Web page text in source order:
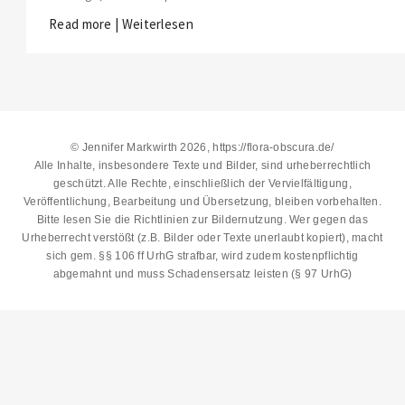
Read more | Weiterlesen
© Jennifer Markwirth 2026, https://flora-obscura.de/
Alle Inhalte, insbesondere Texte und Bilder, sind urheberrechtlich
geschützt. Alle Rechte, einschließlich der Vervielfältigung,
Veröffentlichung, Bearbeitung und Übersetzung, bleiben vorbehalten.
Bitte lesen Sie die Richtlinien zur Bildernutzung . Wer gegen das
Urheberrecht verstößt (z.B. Bilder oder Texte unerlaubt kopiert), macht
sich gem. §§ 106 ff UrhG strafbar, wird zudem kostenpflichtig
abgemahnt und muss Schadensersatz leisten (§ 97 UrhG)